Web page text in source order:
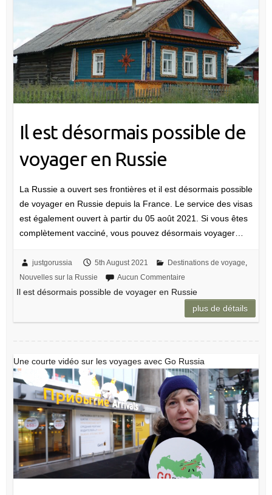
Il est désormais possible de
voyager en Russie
La Russie a ouvert ses frontières et il est désormais possible
de voyager en Russie depuis la France. Le service des visas
est également ouvert à partir du 05 août 2021. Si vous êtes
complètement vacciné, vous pouvez désormais voyager…
justgorussia 5th August 2021 Destinations de voyage,
Nouvelles sur la Russie
Aucun Commentaire
Il est désormais possible de voyager en Russie
plus de détails
Une courte vidéo sur les voyages avec Go Russia